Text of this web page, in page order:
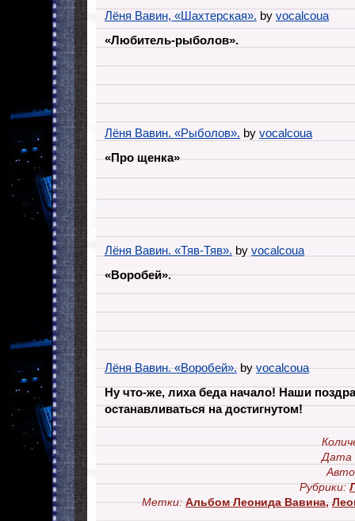
Лёня Вавин, «Шахтерская». by vocalcoua
«Любитель-рыболов».
Лёня Вавин. «Рыболов». by vocalcoua
«Про щенка»
Лёня Вавин. «Тяв-Тяв». by vocalcoua
«Воробей».
Лёня Вавин. «Воробей».byvocalcoua
Ну что-же, лиха беда начало! Наши
останавливаться на достигнутом!
Дата
Рубрики:
Метки: Альбом Леонида Вавина,